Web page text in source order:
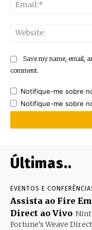
Save my name, email,
comment.
Notifique-me sobre
Notifique-me sobre
Últimas..
EVENTOS E
Assista ao Fire
Direct ao Vivo
Fortune’s Weave